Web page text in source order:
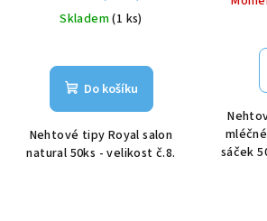
Skladem(1 ks)
Do košíku
Nehtové tipy Royal salon
natural 50ks - velikost č.8.
sáček